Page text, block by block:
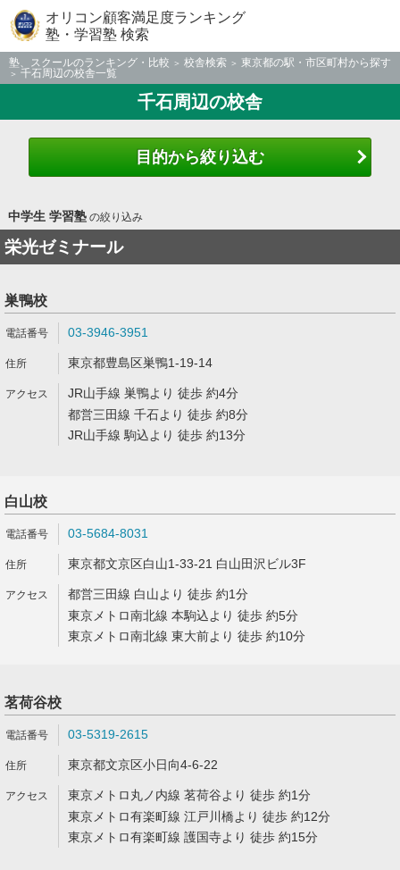
オリコン顧客満足度ランキング
塾・学習塾 検索
塾、スクールのランキング・比較 校舎検索
東京都の駅・市区町村から探す
千石周辺の校舎一覧
千石周辺の校舎
目的から絞り込む
中学生 学習塾の絞り込み
栄光ゼミナール
巣鴨校
03-3946-3951
東京都豊島区巣鴨1-19-14
JR山手線 巣鴨より 徒歩 約4分
都営三田線 千石より 徒歩 約8分
JR山手線 駒込より 徒歩 約13分
白山校
03-5684-8031
東京都文京区白山1-33-21 白山田沢ビル3F
都営三田線 白山より 徒歩 約1分
東京メトロ南北線 本駒込より 徒歩 約5分
東京メトロ南北線 東大前より 徒歩 約10分
茗荷谷校
03-5319-2615
東京都文京区小日向4-6-22
東京メトロ丸ノ内線 茗荷谷より 徒歩 約1分
東京メトロ有楽町線 江戸川橋より 徒歩 約12分
東京メトロ有楽町線 護国寺より 徒歩 約15分